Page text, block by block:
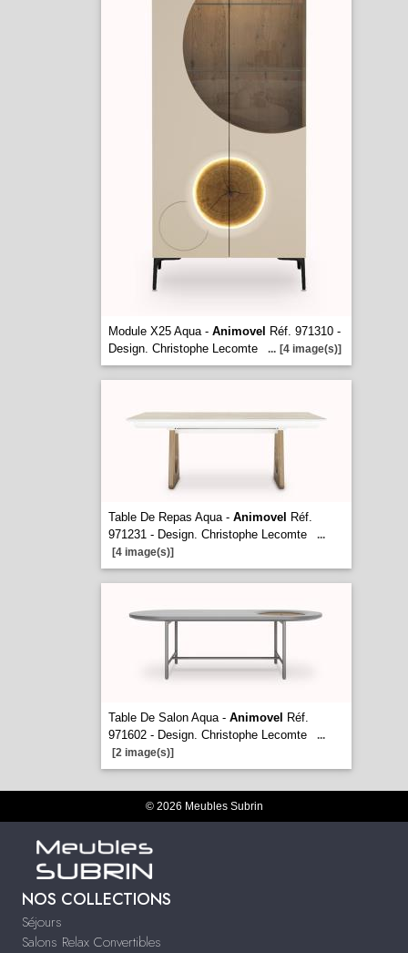
Module X25 Aqua - Animovel
Réf. 971310 -
Design. Christophe Lecomte
... [4 image(s)]
Table De Repas Aqua - Animovel
Réf.
971231 - Design. Christophe Lecomte
...
[4 image(s)]
Table De Salon Aqua - Animovel
Réf.
971602 - Design. Christophe Lecomte
...
[2 image(s)]
© 2026 Meubles Subrin
NOS COLLECTIONS
Séjours
Salons Relax Convertibles